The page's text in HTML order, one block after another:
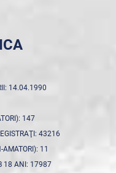
14.04.1990
147
43216
AMATORI): 11
18 ANI: 17987